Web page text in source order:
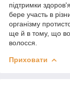
підтримки
бере участь в
організму
ще й в тому, що
волосся.
Приховати